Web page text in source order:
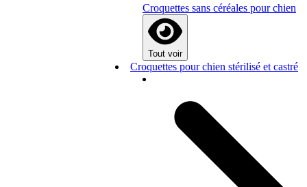
Croquettes sans céréales pour chien
Tout voir
Croquettes pour chien stérilisé et castré